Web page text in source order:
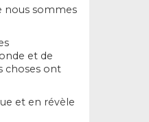
nous sommes
et de
choses ont
et en révèle